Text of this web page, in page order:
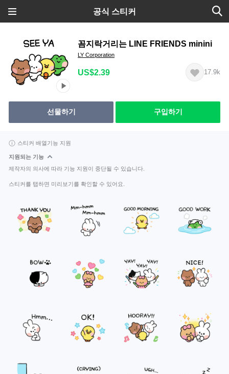
공식 스티커
꼼지락거리는 LINE FRIENDS minini
LY Corporation
US$2.39 17.9k
선물하기 구입하기
스티커 배열기능 지원
지원되는 기능
제작자의 의사에 따라 기능 지원이 중단될 수 있습니다.
스티커를 탭하면 미리보기를 확인할 수 있어요.